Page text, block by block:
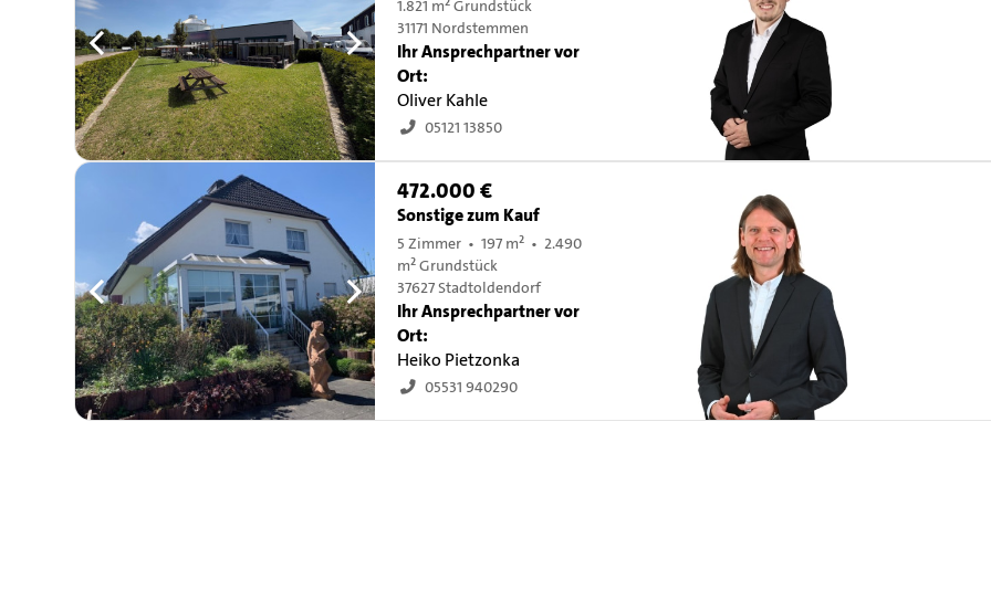
1.821 m² Grundstück
31171 Nordstemmen
Ihr Ansprechpartner vor
Ort:
Oliver Kahle
05121 13850
472.000 €
Sonstige zum Kauf
5 Zimmer • 197 m² • 2.490
m² Grundstück
37627 Stadtoldendorf
Ihr Ansprechpartner vor
Ort:
Heiko Pietzonka
05531 940290